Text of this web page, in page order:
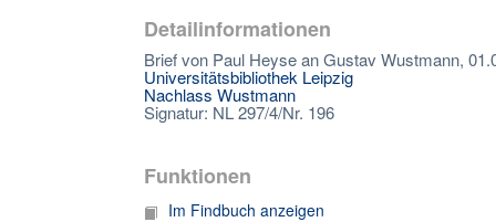
Detailinformationen
Brief von Paul Heyse an Gustav Wustmann,
Universitätsbibliothek Leipzig
Nachlass Wustmann
Signatur: NL 297/4/Nr. 196
Funktionen
Im Findbuch anzeigen